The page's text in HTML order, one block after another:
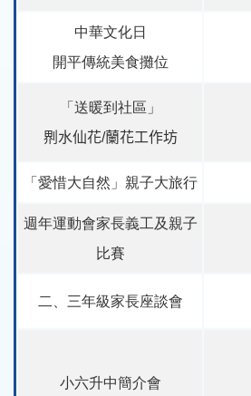
中華文化日
開平傳統美食攤位
「送暖到社區」
𠝹水仙花/蘭花工作坊
「愛惜大自然」親子大旅行
週年運動會家長義工及親子
比賽
二、三年級家長座談會
小六升中簡介會